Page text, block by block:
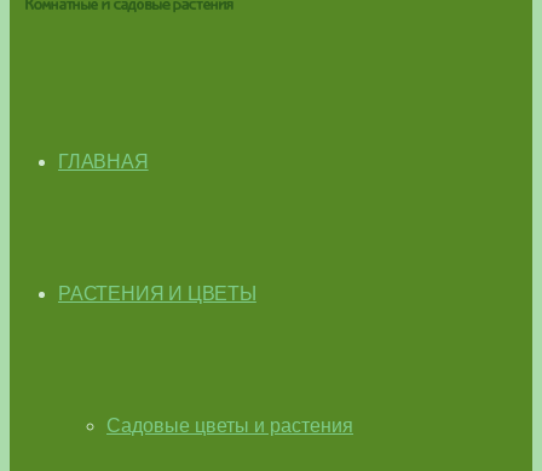
ГЛАВНАЯ
РАСТЕНИЯ И ЦВЕТЫ
Садовые цветы и растения